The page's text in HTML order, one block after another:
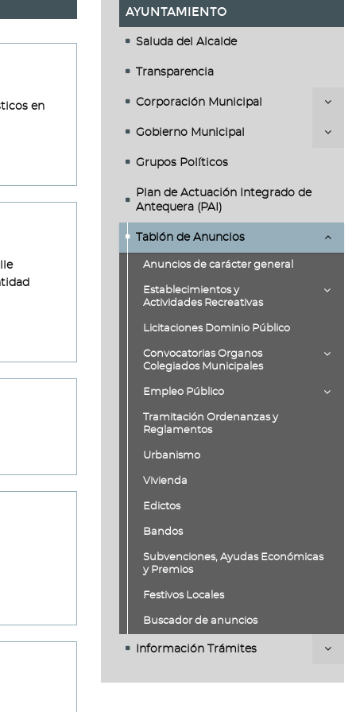
en
AYUNTAMIENTO
Saluda del Alcalde
Transparencia
Corporación Municipal
Gobierno Municipal
Grupos Políticos
Plan de Actuación Integrado de
Antequera (PAI)
Tablón de Anuncios
Anuncios de carácter general
Establecimientos y
Actividades Recreativas
Licitaciones Dominio Público
Convocatorias Organos
Colegiados Municipales
Empleo Público
Tramitación Ordenanzas y
Reglamentos
Urbanismo
Vivienda
Edictos
Bandos
Subvenciones, Ayudas Económicas
y Premios
Festivos Locales
Buscador de anuncios
Información Trámites